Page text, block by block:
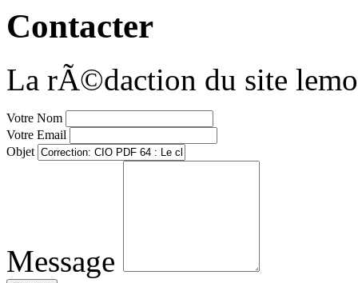
Contacter
La rÃ©daction du site
Votre Nom
Votre Email
Objet
Message